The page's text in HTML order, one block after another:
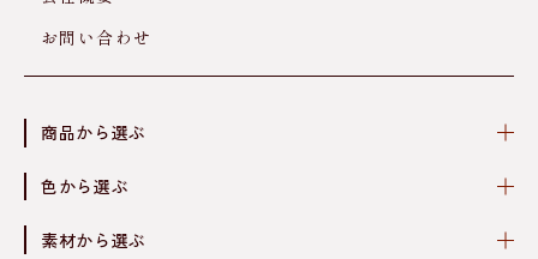
お問い合わせ
商品から選ぶ
色から選ぶ
素材から選ぶ